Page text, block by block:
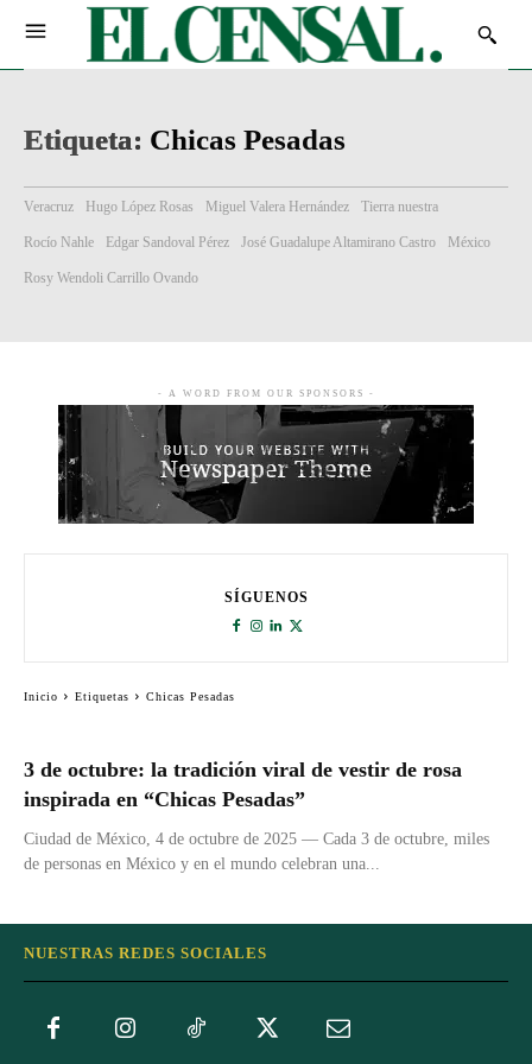
Etiqueta: Chicas Pesadas
Veracruz Hugo López Rosas Miguel Valera Hernández Tierra nuestra
Rocío Nahle Edgar Sandoval Pérez José Guadalupe Altamirano Castro México
Rosy Wendoli Carrillo Ovando
3 de octubre: la tradición viral de vestir de rosa
inspirada en “Chicas Pesadas”
Ciudad de México, 4 de octubre de 2025 — Cada 3 de octubre, miles
de personas en México y en el mundo celebran una...
- A WORD FROM OUR SPONSORS -
SÍGUENOS
Inicio Etiquetas Chicas Pesadas
NUESTRAS REDES SOCIALES